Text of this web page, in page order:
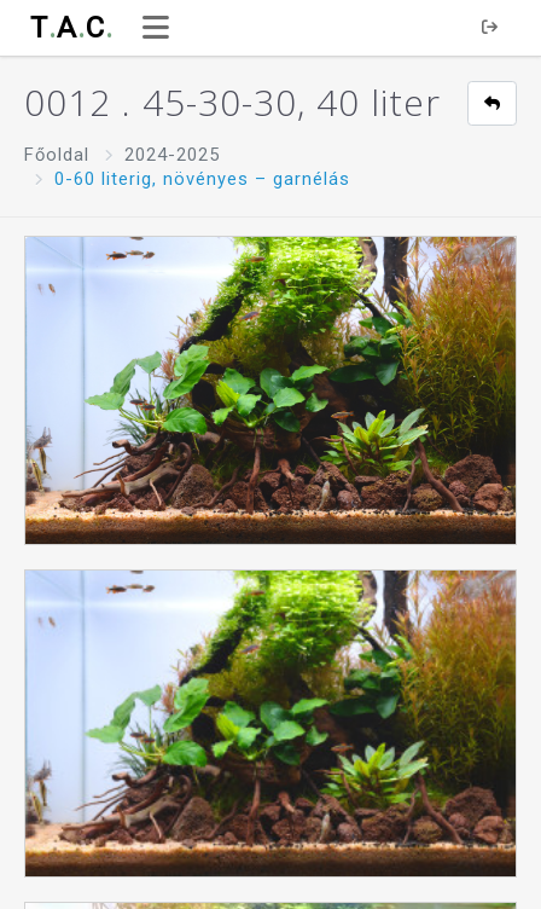
T.A.C.
0012 . 45-30-30, 40 liter
Főoldal
2024-2025
0-60 literig, növényes – garnélás